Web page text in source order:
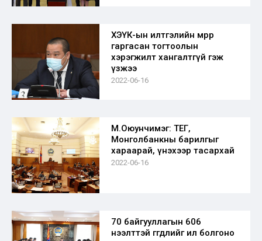
ХЭҮК-ын илтгэлийн мөрөөр
гаргасан тогтоолын
хэрэгжилт хангалтгүй гэж
үзжээ
2022-06-16
М.Оюунчимэг: ТЕГ,
Монголбанкны барилгыг
хараарай, үнэхээр тасархай
2022-06-16
70 байгууллагын 606
нээлттэй өгөгдлийг ил болгоно